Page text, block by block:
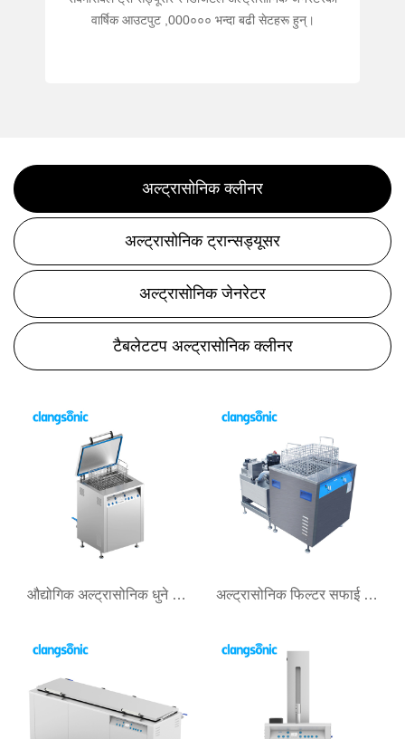
वार्षिक आउटपुट ,000००० भन्दा बढी सेटहरू हुन्।
अल्ट्रासोनिक क्लीनर
अल्ट्रासोनिक ट्रान्सड्यूसर
अल्ट्रासोनिक जेनरेटर
टैबलेटटप अल्ट्रासोनिक क्लीनर
औद्योगिक अल्ट्रासोनिक धुने मेशीन अल्ट्रासोनिक फिल्टर सफाई मेशीन